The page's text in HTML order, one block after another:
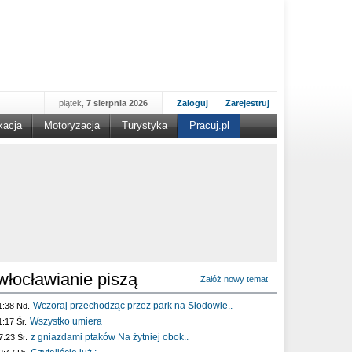
Zaloguj Zarejestruj
piątek, 7 sierpnia 2026
Motoryzacja Turystyka Pracuj.pl
piszą Załóż nowy temat
Nd. Wczoraj przechodząc przez park na Słodowie..
Śr. Wszystko umiera
Śr. z gniazdami ptaków Na żytniej obok..